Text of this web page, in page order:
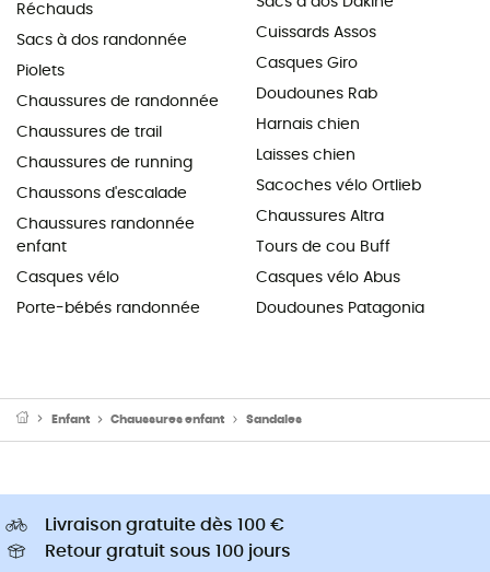
Réchauds
Sacs à dos randonnée
Piolets
Chaussures de randonnée
Chaussures de trail
Chaussures de running
Chaussons d'escalade
Chaussures randonnée
enfant
Casques vélo
Porte-bébés randonnée
Cuissards Assos
Casques Giro
Doudounes Rab
Harnais chien
Laisses chien
Sacoches vélo Ortlieb
Chaussures Altra
Tours de cou Buff
Casques vélo Abus
Doudounes Patagonia
Enfant Chaussures enfant Sandales
Livraison gratuite dès 100 €
Retour gratuit sous 100 jours